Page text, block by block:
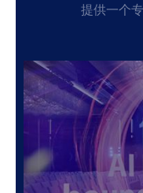
提供一个